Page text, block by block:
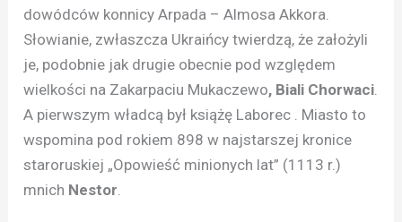
dowódców konnicy Arpada – Almosa Akkora.
Słowianie, zwłaszcza Ukraińcy twierdzą, że założyli
je, podobnie jak drugie obecnie pod względem
wielkości na Zakarpaciu Mukaczewo, Biali Chorwaci.
A pierwszym władcą był książę Laborec . Miasto to
wspomina pod rokiem 898 w najstarszej kronice
staroruskiej „Opowieść minionych lat” (1113 r.)
mnich Nestor.